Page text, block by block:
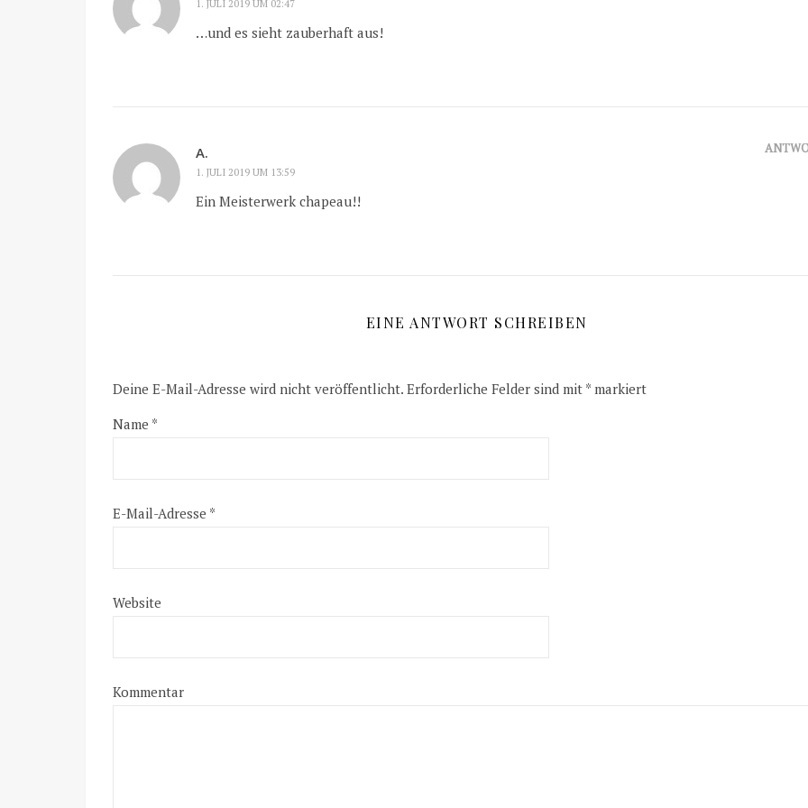
1. JULI 2019 UM 02:47
…und es sieht zauberhaft aus!
A.
1. JULI 2019 UM 13:59
Ein Meisterwerk chapeau!!
EINE ANTWORT SCHREIBEN
Deine E-Mail-Adresse wird nicht veröffentlicht. Erforderliche Felder sind mit * markiert
Name *
E-Mail-Adresse *
Website
Kommentar